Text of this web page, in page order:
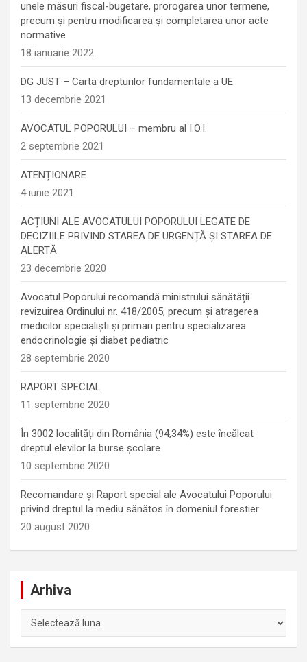
unele măsuri fiscal-bugetare, prorogarea unor termene,
precum şi pentru modificarea şi completarea unor acte
normative
18 ianuarie 2022
DG JUST – Carta drepturilor fundamentale a UE
13 decembrie 2021
AVOCATUL POPORULUI – membru al I.O.I.
2 septembrie 2021
ATENȚIONARE
4 iunie 2021
ACȚIUNI ALE AVOCATULUI POPORULUI LEGATE DE
DECIZIILE PRIVIND STAREA DE URGENȚĂ ȘI STAREA DE
ALERTĂ
23 decembrie 2020
Avocatul Poporului recomandă ministrului sănătății
revizuirea Ordinului nr. 418/2005, precum și atragerea
medicilor specialiști și primari pentru specializarea
endocrinologie şi diabet pediatric
28 septembrie 2020
RAPORT SPECIAL
11 septembrie 2020
În 3002 localități din România (94,34%) este încălcat
dreptul elevilor la burse școlare
10 septembrie 2020
Recomandare și Raport special ale Avocatului Poporului
privind dreptul la mediu sănătos în domeniul forestier
20 august 2020
Arhiva